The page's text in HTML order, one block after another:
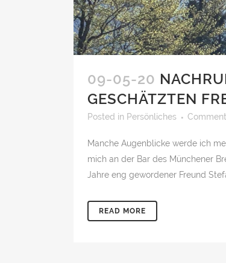
09-05-20
GESCHÄTZTEN
Posted in Persönliches
Manche Augenblicke werde ich
mich an der Bar des Münchener
Jahre eng gewordener Freund
READ MORE